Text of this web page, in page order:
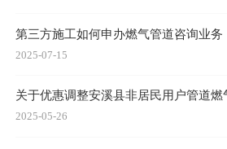
第三方施工如何申办燃气管道咨询业务
2025-07-15
关于优惠调整安溪县非居民用户管道
2025-05-26